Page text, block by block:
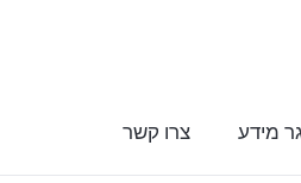
מידע צרו קשר